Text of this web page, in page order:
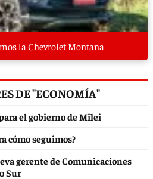
la Chevrolet Montana
DE "ECONOMÍA"
el gobierno de Milei
cómo seguimos?
gerente de Comunicaciones
Sur